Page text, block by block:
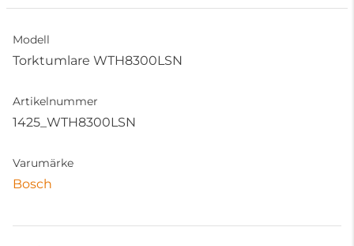
Modell
Torktumlare WTH8300LSN
Artikelnummer
1425_WTH8300LSN
Varumärke
Bosch